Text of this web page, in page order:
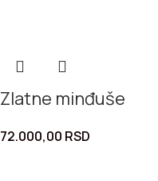
Zlatne minđuše
72.000,00 RSD